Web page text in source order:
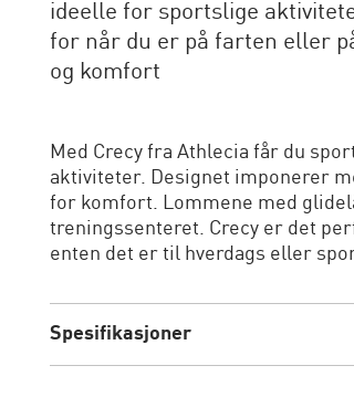
ideelle for sportslige
for når du er på farten eller
og komfort
Med Crecy fra Athlecia får du
aktiviteter. Designet imponerer
for komfort. Lommene med
treningssenteret. Crecy er det
enten det er til hverdags eller
Spesifikasjoner